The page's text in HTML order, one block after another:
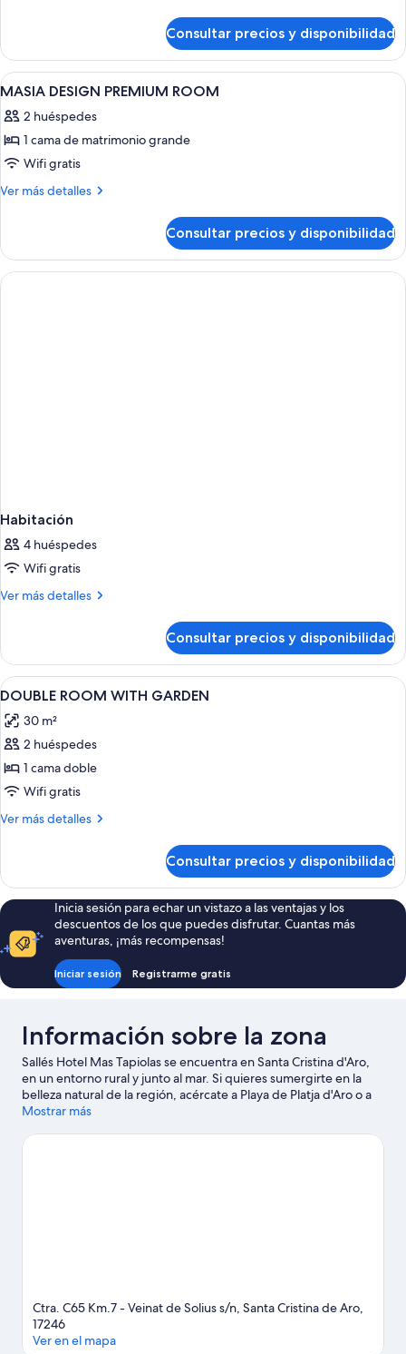
doble,
terraza
(Spa
Consultar precios y disponibilidad
Abrir
todas
las
fotos
de
MASIA
ROOM
Ropa de cama de alta calidad,
6
MASIA DESIGN PREMIUM ROOM
2 huéspedes
1 cama de matrimonio grande
Wifi gratis
Ver más detalles
Más
DESIGN
PREMIUM
ROOM
Consultar precios y disponibilidad
Habitación
4 huéspedes
Wifi gratis
Ver más detalles
Más
Consultar precios y disponibilidad
Abrir
todas
las
fotos
de
DOUBLE
ROOM
Ropa de cama de alta calidad,
4
DOUBLE ROOM WITH GARDEN
30 m²
2 huéspedes
1 cama doble
Wifi gratis
Ver más detalles
Más
ROOM
WITH
GARDEN
Consultar precios y disponibilidad
Inicia sesión para echar un vistazo a las ventajas y los
descuentos de los que puedes disfrutar. Cuantas más
aventuras, ¡más recompensas!
Iniciar sesión Registrarme gratis
Información sobre la zona
Sallés Hotel Mas Tapiolas se encuentra en Santa Cristina d'Aro,
en un entorno rural y junto al mar. Si quieres sumergirte en la
belleza natural de la región, acércate a Playa de Platja d'Aro o a
Playa de Tossa de Mar. ¿Viajas con niños? Pues llévalos a Lobs
consulta el calendario de Estadio de Montilivi. Descubre todas
Mostrar más
Ctra. C65 Km.7 - Veinat de Solius s/n, Santa Cristina de Aro,
17246
Ver en el mapa